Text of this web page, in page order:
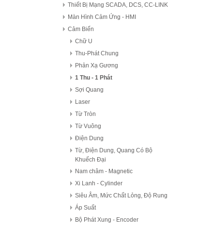
Thiết Bị Mạng SCADA, DCS, CC-LINK
Màn Hình Cảm Ứng - HMI
Cảm Biến
Chữ U
Thu-Phát Chung
Phản Xạ Gương
1 Thu - 1 Phát
Sợi Quang
Laser
Từ Tròn
Từ Vuông
Điện Dung
Từ, Điện Dung, Quang Có Bộ
Khuếch Đại
Nam châm - Magnetic
Xi Lanh - Cylinder
Siêu Âm, Mức Chất Lỏng, Độ Rung
Áp Suất
Bộ Phát Xung - Encoder